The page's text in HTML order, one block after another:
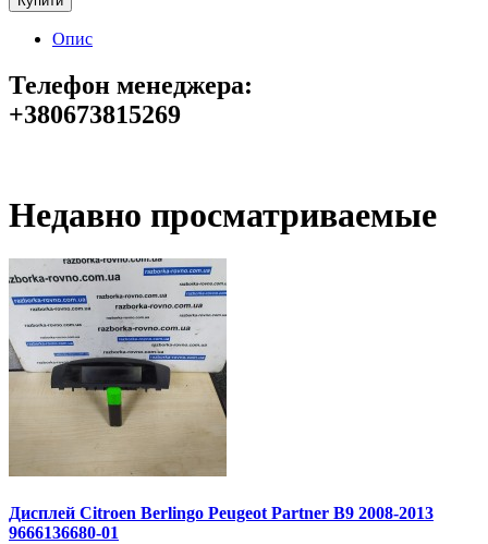
Опис
Телефон менеджера:
+380673815269
Недавно просматриваемые
Дисплей Citroen Berlingo Peugeot Partner B9 2008-2013
9666136680-01